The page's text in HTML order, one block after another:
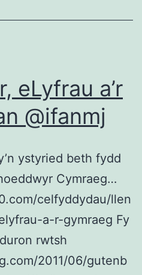
eLyfrau a’r
@ifanmj
ystyried beth fydd
Cymraeg…
celfyddydau/llen
a-r-gymraeg Fy
rwtsh
2011/06/gutenb